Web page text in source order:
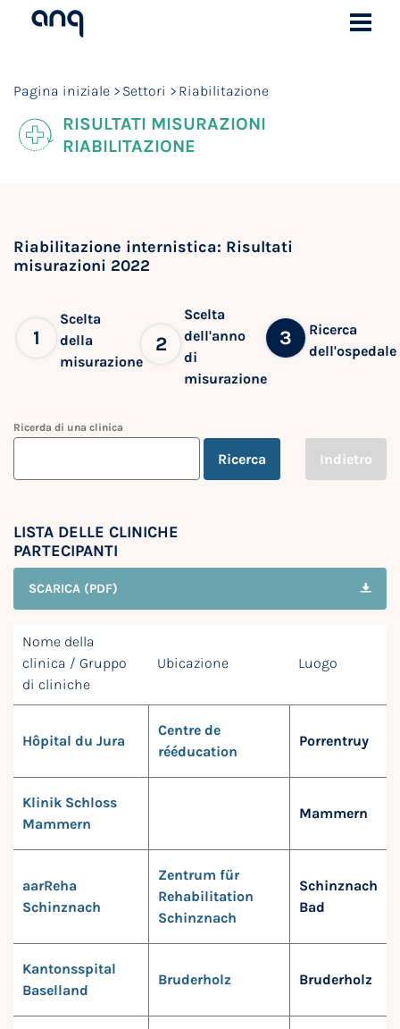
Pagina iniziale Settori Riabilitazione
RISULTATI MISURAZIONI
RIABILITAZIONE
Riabilitazione internistica: Risultati
misurazioni 2022
1
Scelta
della
misurazione
2
Scelta
dell'anno
di
misurazione
3
Ricerca
dell'ospedale
Ricerda di una clinica
Ricerca Indietro
LISTA DELLE CLINICHE
PARTECIPANTI
SCARICA (PDF)
Nome della
clinica / Gruppo
di cliniche
Ubicazione Luogo
Hôpital du Jura
Centre de
rééducation
Porrentruy
Klinik Schloss
Mammern
Mammern
aarReha
Schinznach
Zentrum für
Rehabilitation
Schinznach
Schinznach
Bad
Kantonsspital
Baselland
Bruderholz Bruderholz